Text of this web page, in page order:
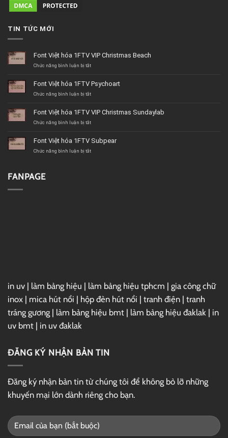
TIN TỨC MỚI
Font Việt hóa 1FTV VIP Christmas Beach
Chức năng bình luận bị tắtở
hóa
1FTV
Beach
Font Việt hóa 1FTV Psychoart
Chức năng bình luận bị tắtở
hóa
1FTV
Font Việt hóa 1FTV VIP Christmas Sundaylab
Chức năng bình luận bị tắtở
hóa
1FTV
Font Việt hóa 1FTV Subpear
Chức năng bình luận bị tắtở
FANPAGE
in uv | làm bảng hiệu | làm bảng hiệu tphcm | gia công chữ
inox | mica hút nổi | hộp đèn hút nổi | tranh điện | tranh
tráng gương | làm bảng hiệu bmt | làm bảng hiệu đaklak | in
uv bmt | in uv đaklak
ĐĂNG KÝ NHẬN BẢN TIN
Đăng ký nhận bản tin từ chúng tôi để không bỏ lỡ những
khuyến mại lớn dành riêng cho bạn.